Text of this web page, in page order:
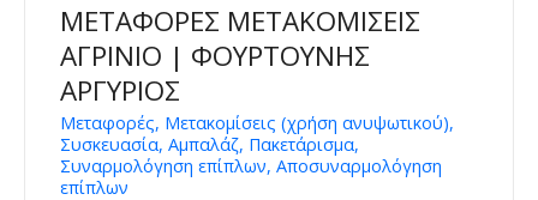
ΜΕΤΑΦΟΡΕΣ ΜΕΤΑΚΟΜΙΣΕΙΣ
ΑΓΡΙΝΙΟ | ΦΟΥΡΤΟΥΝΗΣ
ΑΡΓΥΡΙΟΣ
Μεταφορές, Μετακομίσεις (χρήση ανυψωτικού),
Συσκευασία, Αμπαλάζ, Πακετάρισμα,
Συναρμολόγηση επίπλων, Αποσυναρμολόγηση
επίπλων